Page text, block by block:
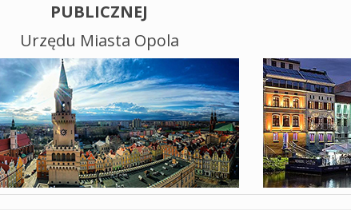
PUBLICZNEJ
Urzędu Miasta Opola